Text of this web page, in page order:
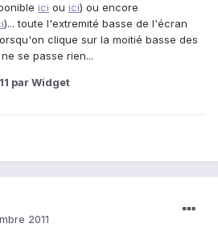
ici ou ici) ou encore
)... toute l'extremité basse de l'écran
clique sur la moitié basse des
se passe rien...
par Widget
2011